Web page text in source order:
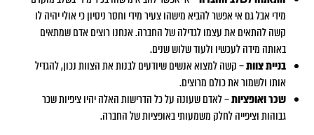
מידי אבל גם אי אפשר להביא מישהו צעיר מידי וחסר ניסיון כי אולי יהיה לו
קשה להתאים את עצמו לגדילה של החברה. אנחנו רוצים אדם שמתאים
באותה מידה לעכשיו ולעוד שלוש שנים.
בניית צוות– קשה למצוא אנשים שיודעים לבנות את הצוות נכון, להגדיל
אותו ולשמור את כולם מרוצים.
שכר ואופציות– לאדם שעונה על כל הדרישות האלה יהיו ציפיות שכר
גבוהות וציפייה לחלק משמעותי באופציות של החברה.